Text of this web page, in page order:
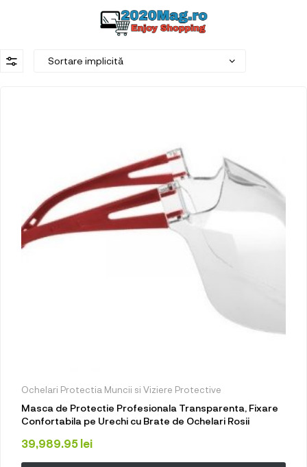
Ochelari Protectia Muncii si Viziere Protective
Masca de Protectie Profesionala Transparenta, Fixare
Confortabila pe Urechi cu Brate de Ochelari Rosii
39,989.95 lei